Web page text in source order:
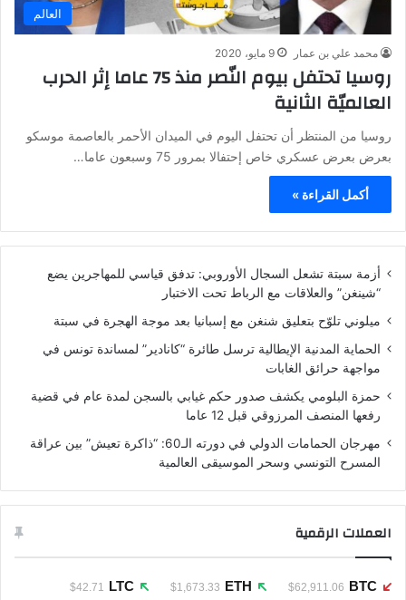
العالم
محمد علي بن عمار 9 مايو، 2020
روسيا تحتفل بيوم النّصر منذ 75 عاما إثر الحرب
العالميّة الثانية
روسيا من المنتظر أن تحتفل اليوم في الميدان الأحمر بالعاصمة موسكو
بعرض بعرض عسكري خاص إحتفالا بمرور 75 وسبعون عاما…
أكمل القراءة »
أزمة سبتة تشعل السجال الأوروبي: تدفق قياسي للمهاجرين يضع
“شينغن” والعلاقات مع الرباط تحت الاختبار
ميلوني تلوّح بتعليق شنغن مع إسبانيا بعد موجة الهجرة في سبتة
الحماية المدنية الإيطالية ترسل طائرة “كانادير” لمساندة تونس في
مواجهة حرائق الغابات
حمزة البلومي يكشف صدور حكم غيابي بالسجن لمدة عام في قضية
رفعها المنصف المرزوقي قبل 12 عاما
مهرجان الحمامات الدولي في دورته الـ60: “ذاكرة تعيش” بين عراقة
المسرح التونسي وسحر الموسيقى العالمية
العملات الرقمية
BTC
$62,911.06
ETH
$1,673.33
LTC
$42.71